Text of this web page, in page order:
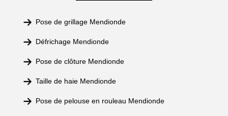
Pose de grillage Mendionde
Défrichage Mendionde
Pose de clôture Mendionde
Taille de haie Mendionde
Pose de pelouse en rouleau Mendionde